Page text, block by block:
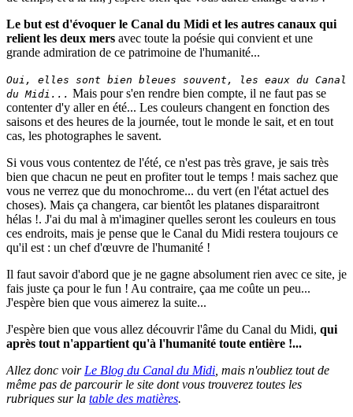
Le but est d'évoquer le Canal du Midi et les autres canaux qui
relient les deux mers avec toute la poésie qui convient et une
grande admiration de ce patrimoine de l'humanité...
Oui, elles sont bien bleues souvent, les eaux du Canal
du Midi... Mais pour s'en rendre bien compte, il ne faut pas se
contenter d'y aller en été... Les couleurs changent en fonction des
saisons et des heures de la journée, tout le monde le sait, et en tout
cas, les photographes le savent.
Si vous vous contentez de l'été, ce n'est pas très grave, je sais très
bien que chacun ne peut en profiter tout le temps ! mais sachez que
vous ne verrez que du monochrome... du vert (en l'état actuel des
choses). Mais ça changera, car bientôt les platanes disparaitront
hélas !. J'ai du mal à m'imaginer quelles seront les couleurs en tous
ces endroits, mais je pense que le Canal du Midi restera toujours ce
qu'il est : un chef d'œuvre de l'humanité !
Il faut savoir d'abord que je ne gagne absolument rien avec ce site, je
fais juste ça pour le fun ! Au contraire, çaa me coûte un peu...
J'espère bien que vous aimerez la suite...
J'espère bien que vous allez découvrir l'âme du Canal du Midi, qui
après tout n'appartient qu'à l'humanité toute entière !...
Allez donc voir Le Blog du Canal du Midi , mais n'oubliez tout de
même pas de parcourir le site dont vous trouverez toutes les
rubriques sur la table des matières.